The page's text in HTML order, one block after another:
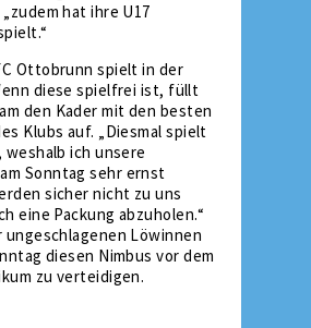
hat ihre U17
Ottobrunn spielt in der
diese spielfrei ist, füllt
den Kader mit den besten
Klubs auf. „Diesmal spielt
weshalb ich unsere
Sonntag sehr ernst
sicher nicht zu uns
eine Packung abzuholen.“
ungeschlagenen Löwinnen
diesen Nimbus vor dem
zu verteidigen.